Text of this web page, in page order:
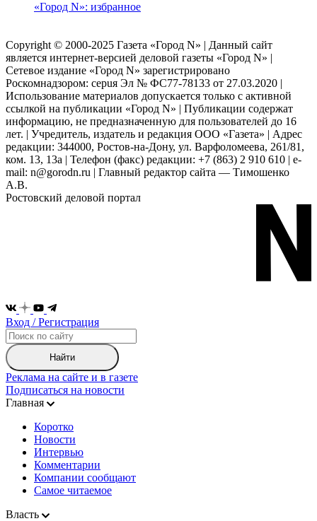
«Город N»: избранное
Copyright © 2000-2025 Газета «Город N» | Данный сайт
является интернет-версией деловой газеты «Город N» |
Сетевое издание «Город N» зарегистрировано
Роскомнадзором: серuя Эл № ФС77-78133 от 27.03.2020 |
Использование материалов допускается только с активной
ссылкой на публикации «Город N» | Публикации содержат
информацию, не предназначенную для пользователей до 16
лет. | Учредитель, издатель и редакция ООО «Газета» | Адрес
редакции: 344000, Ростов-на-Дону, ул. Варфоломеева, 261/81,
ком. 13, 13а | Телефон (факс) редакции: +7 (863) 2 910 610 | e-
mail: n@gorodn.ru | Главный редактор сайта — Тимошенко
А.В.
Ростовский деловой портал
Вход / Регистрация
Найти
Реклама на сайте и в газете
Подписаться на новости
Главная
Коротко
Новости
Интервью
Комментарии
Компании сообщают
Самое читаемое
Власть